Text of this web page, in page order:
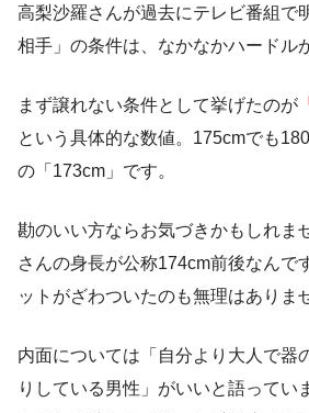
高梨沙羅さんが過去にテレビ番組で
相手」の条件は、なかなかハードル
まず譲れない条件として挙げたのが
という具体的な数値。175cmでも
の「173cm」です。
勘のいい方ならお気づきかもしれま
さんの身長が公称174cm前後なんで
ットがざわついたのも無理はありま
内面については「自分より大人で器
りしている男性」がいいと語ってい